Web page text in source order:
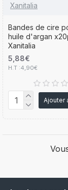
Xanitalia
Bandes de cire
huile d'argan
Xanitalia
5,88€
H.T :4,90€
Ajouter